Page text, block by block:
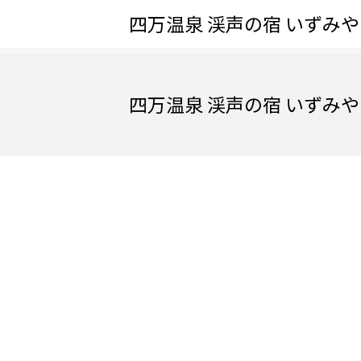
四万温泉 渓声の宿 いずみや
四万温泉 渓声の宿 いずみや